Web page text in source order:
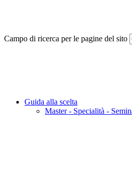
Campo di ricerca per le pagine del sito
Guida alla scelta
Master - Specialità -